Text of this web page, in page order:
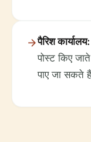
पैरिश कार्यालय:
पोस्ट किए
पाए जा सकते